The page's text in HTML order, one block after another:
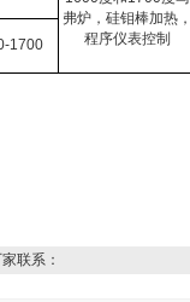
弗炉，硅钼棒加热，
程序仪表控制
1700
联系：